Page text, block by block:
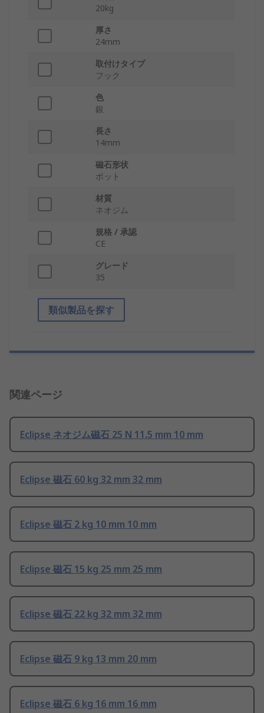
20kg
厚さ
24mm
取付けタイプ
フック
色
銀
長さ
14mm
磁石形状
ポット
材質
ネオジム
規格 / 承認
CE
グレード
35
類似製品を探す
関連ページ
Eclipse ネオジム磁石 25 N 11.5 mm 10 mm
Eclipse 磁石 60 kg 32 mm 32 mm
Eclipse 磁石 2 kg 10 mm 10 mm
Eclipse 磁石 15 kg 25 mm 25 mm
Eclipse 磁石 22 kg 32 mm 32 mm
Eclipse 磁石 9 kg 13 mm 20 mm
Eclipse 磁石 6 kg 16 mm 16 mm